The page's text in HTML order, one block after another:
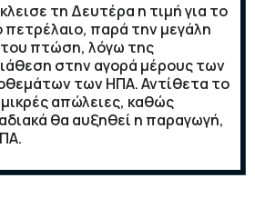
τη Δευτέρα η τιμή για το
πετρέλαιο, παρά την μεγάλη
πτώση, λόγω της
στην αγορά μέρους των
των ΗΠΑ. Αντίθετα το
απώλειες, καθώς
θα αυξηθεί η παραγωγή,